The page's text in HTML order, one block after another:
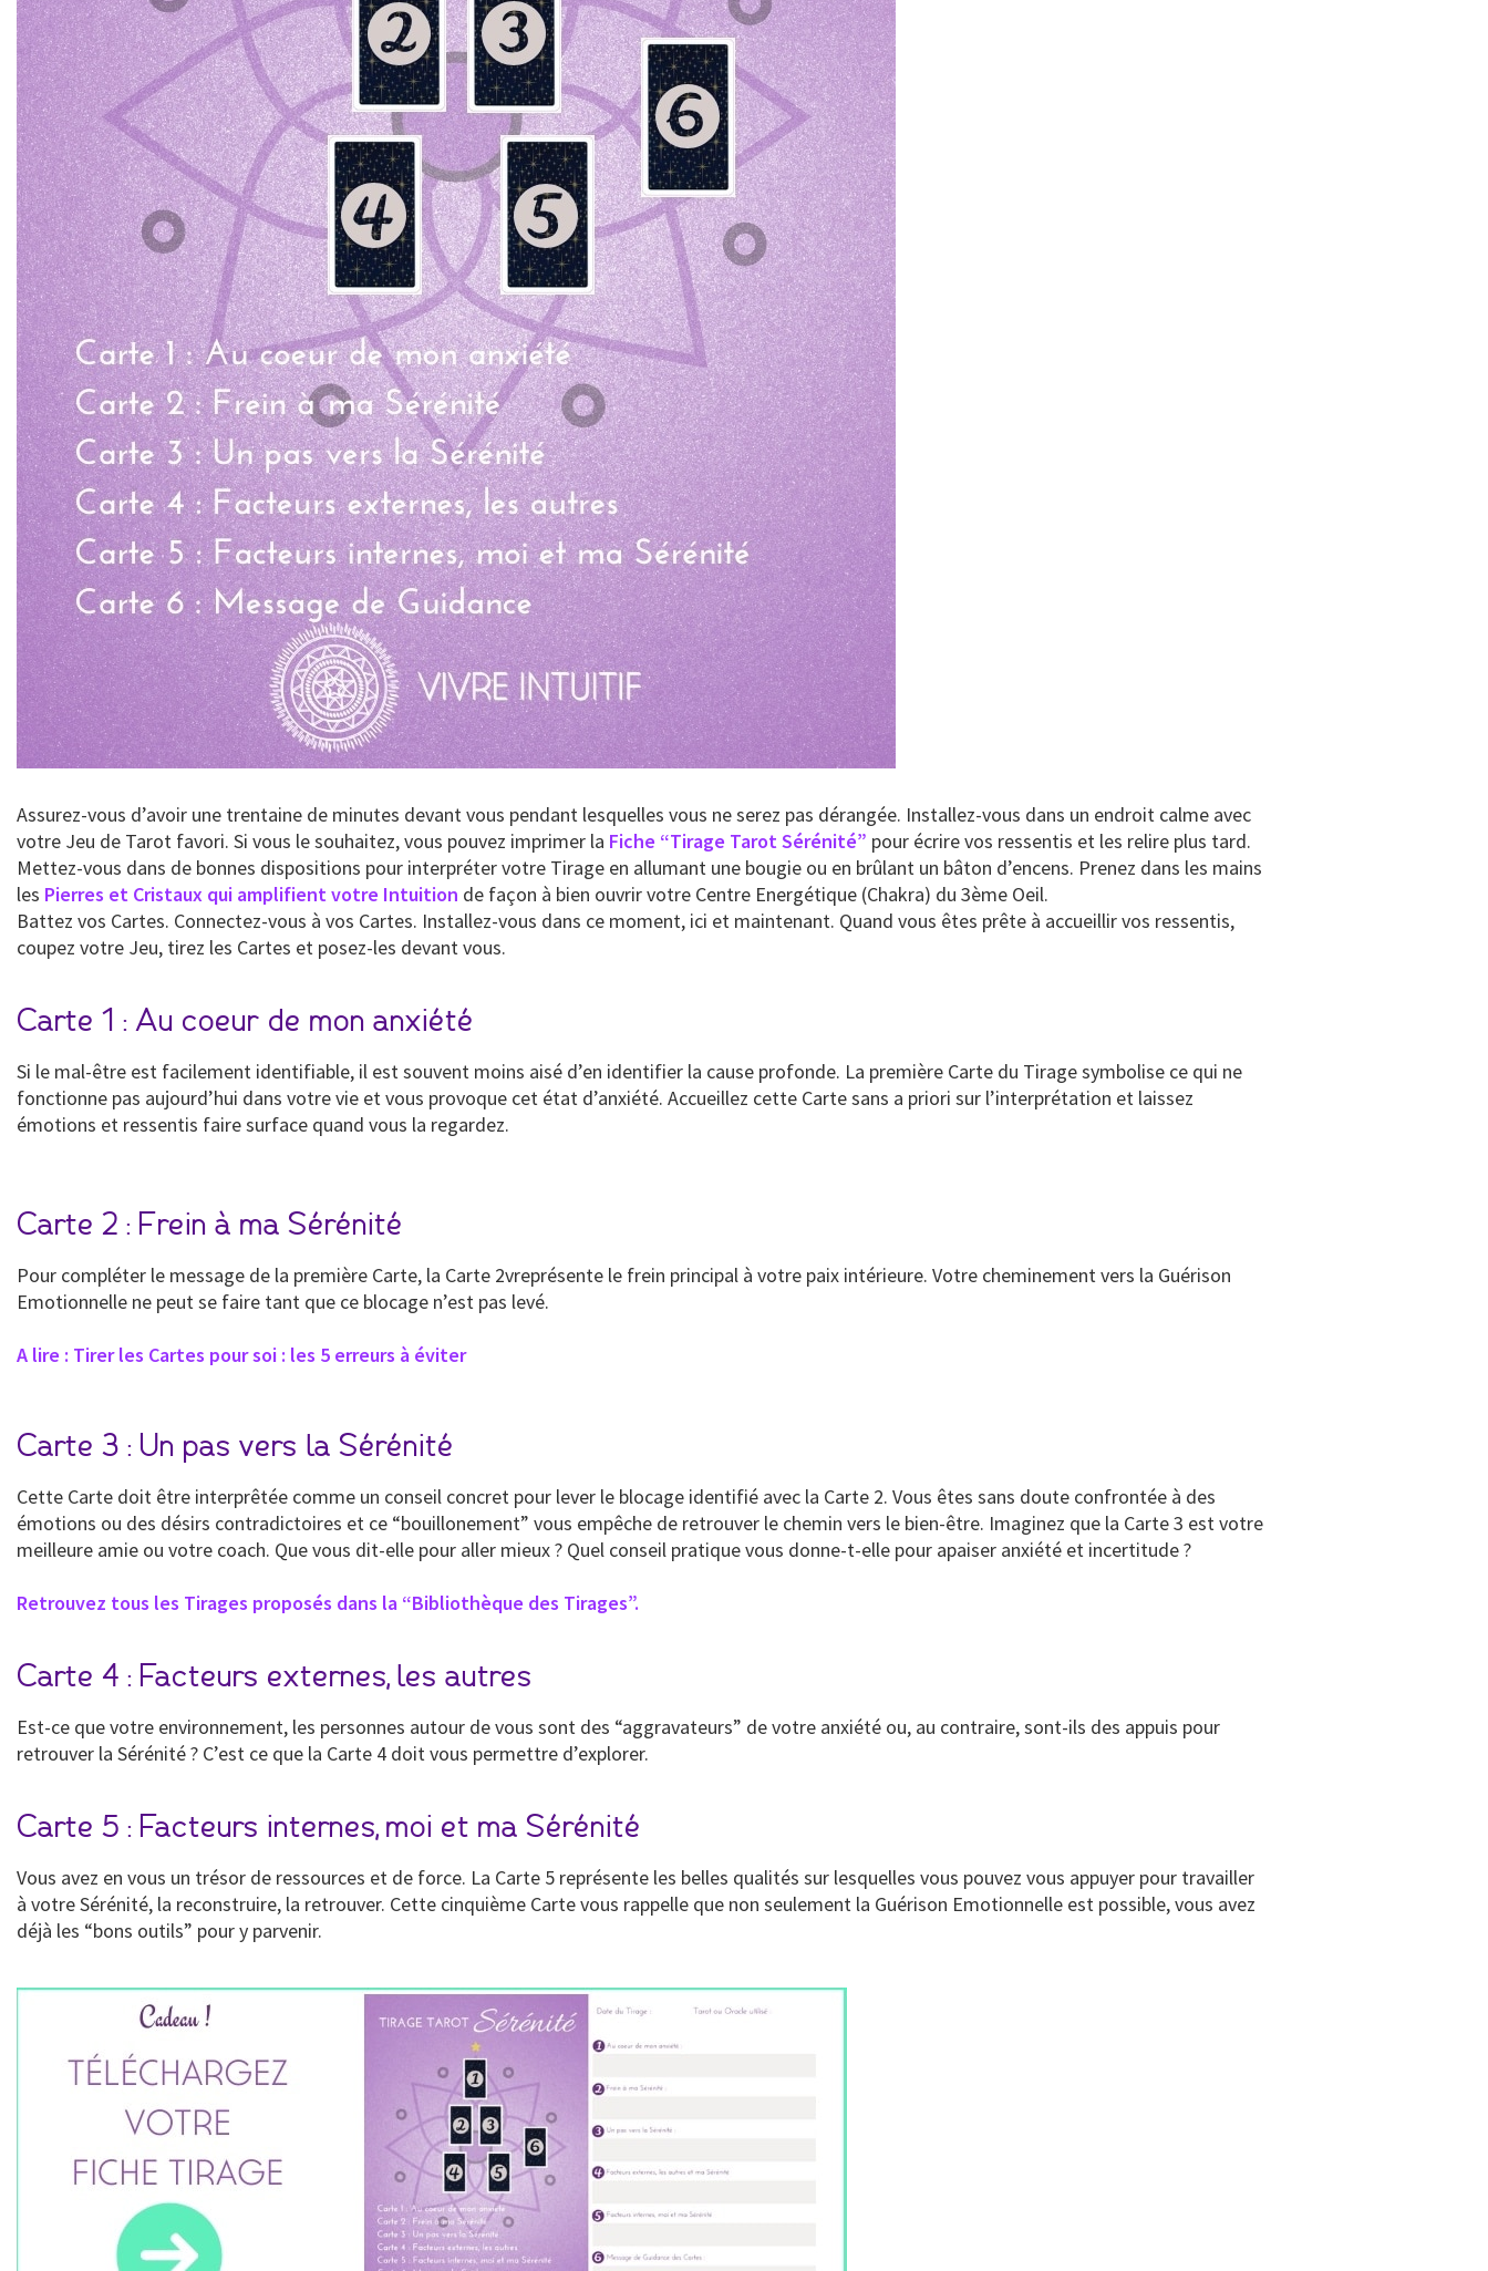
Assurez-vous d’avoir une trentaine de minutes devant vous pendant lesquelles vous ne serez pas dérangée. Installez-vous dans un endroit calme avec
votre Jeu de Tarot favori. Si vous le souhaitez, vous pouvez imprimer la Fiche “Tirage Tarot Sérénité” pour écrire vos ressentis et les relire plus tard.
Mettez-vous dans de bonnes dispositions pour interpréter votre Tirage en allumant une bougie ou en brûlant un bâton d’encens. Prenez dans les mains
les Pierres et Cristaux qui amplifient votre Intuition de façon à bien ouvrir votre Centre Energétique (Chakra) du 3ème Oeil.
Battez vos Cartes. Connectez-vous à vos Cartes. Installez-vous dans ce moment, ici et maintenant. Quand vous êtes prête à accueillir vos ressentis,
coupez votre Jeu, tirez les Cartes et posez-les devant vous.
Carte 1 : Au coeur de mon anxiété
Si le mal-être est facilement identifiable, il est souvent moins aisé d’en identifier la cause profonde. La première Carte du Tirage symbolise ce qui ne
fonctionne pas aujourd’hui dans votre vie et vous provoque cet état d’anxiété. Accueillez cette Carte sans a priori sur l’interprétation et laissez
émotions et ressentis faire surface quand vous la regardez.
Carte 2 : Frein à ma Sérénité
Pour compléter le message de la première Carte, la Carte 2vreprésente le frein principal à votre paix intérieure. Votre cheminement vers la Guérison
Emotionnelle ne peut se faire tant que ce blocage n’est pas levé.
A lire : Tirer les Cartes pour soi : les 5 erreurs à éviter
Carte 3 : Un pas vers la Sérénité
Cette Carte doit être interprêtée comme un conseil concret pour lever le blocage identifié avec la Carte 2. Vous êtes sans doute confrontée à des
émotions ou des désirs contradictoires et ce “bouillonement” vous empêche de retrouver le chemin vers le bien-être. Imaginez que la Carte 3 est votre
meilleure amie ou votre coach. Que vous dit-elle pour aller mieux ? Quel conseil pratique vous donne-t-elle pour apaiser anxiété et incertitude ?
Retrouvez tous les Tirages proposés dans la “Bibliothèque des Tirages”.
Carte 4 : Facteurs externes, les autres
Est-ce que votre environnement, les personnes autour de vous sont des “aggravateurs” de votre anxiété ou, au contraire, sont-ils des appuis pour
retrouver la Sérénité ? C’est ce que la Carte 4 doit vous permettre d’explorer.
Carte 5 : Facteurs internes, moi et ma Sérénité
Vous avez en vous un trésor de ressources et de force. La Carte 5 représente les belles qualités sur lesquelles vous pouvez vous appuyer pour travailler
à votre Sérénité, la reconstruire, la retrouver. Cette cinquième Carte vous rappelle que non seulement la Guérison Emotionnelle est possible, vous avez
déjà les “bons outils” pour y parvenir.